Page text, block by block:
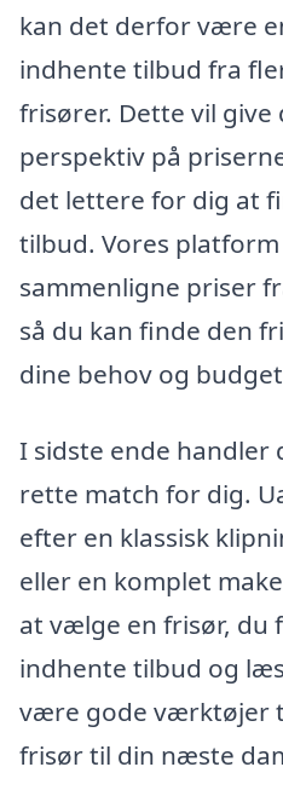
kan det derfor være
indhente tilbud fra
frisører. Dette vil
perspektiv på
det lettere for dig at
tilbud. Vores
sammenligne priser
så du kan finde den
dine behov og
I sidste ende handler
rette match for dig.
efter en klassisk
eller en komplet
at vælge en frisør, du
indhente tilbud og
være gode værktøjer
frisør til din næste